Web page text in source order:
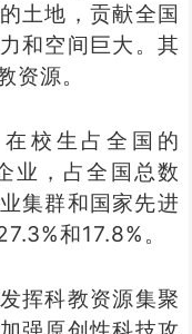
土地，贡献全国
和空间巨大。其
资源。
校生占全国的
业，占全国总数
集群和国家先进
和17.8%。
挥科教资源集聚